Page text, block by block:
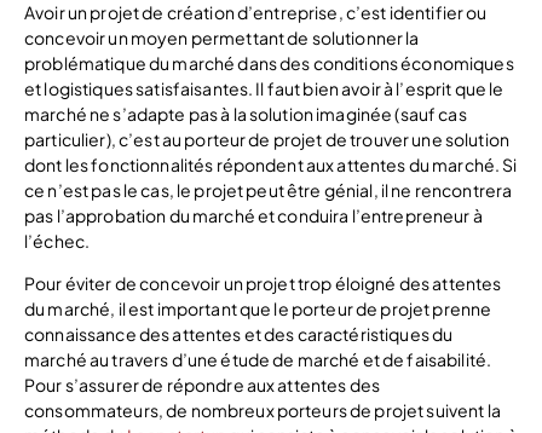
Avoir un projet de création d’entreprise, c’est identifier ou
concevoir un moyen permettant de solutionner la
problématique du marché dans des conditions économiques
et logistiques satisfaisantes. Il faut bien avoir à l’esprit que le
marché ne s’adapte pas à la solution imaginée (sauf cas
particulier), c’est au porteur de projet de trouver une solution
dont les fonctionnalités répondent aux attentes du marché. Si
ce n’est pas le cas, le projet peut être génial, il ne rencontrera
pas l’approbation du marché et conduira l’entrepreneur à
l’échec.
Pour éviter de concevoir un projet trop éloigné des attentes
du marché, il est important que le porteur de projet prenne
connaissance des attentes et des caractéristiques du
marché au travers d’une étude de marché et de faisabilité.
Pour s’assurer de répondre aux attentes des
consommateurs, de nombreux porteurs de projet suivent la